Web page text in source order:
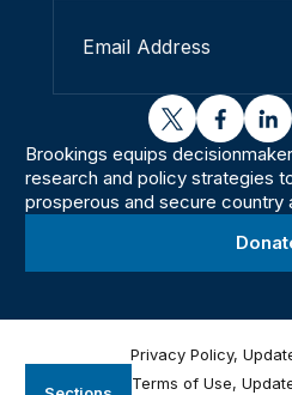
twitter
Brookings equips
research and policy strategies
prosperous and secure country
Privacy Policy,
Terms of Use,